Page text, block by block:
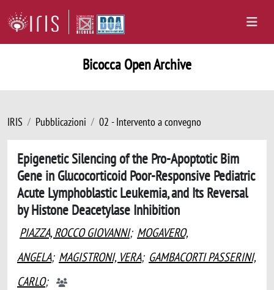
Bicocca Open Archive
IRIS Pubblicazioni 02 - Intervento a convegno
Epigenetic Silencing of the Pro-Apoptotic Bim
Gene in Glucocorticoid Poor-Responsive Pediatric
Acute Lymphoblastic Leukemia, and Its Reversal
by Histone Deacetylase Inhibition
PIAZZA, ROCCO GIOVANNI; MOGAVERO,
ANGELA; MAGISTRONI, VERA; GAMBACORTI PASSERINI,
CARLO;